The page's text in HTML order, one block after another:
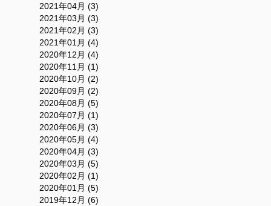
2021年04月 (3)
2021年03月 (3)
2021年02月 (3)
2021年01月 (4)
2020年12月 (4)
2020年11月 (1)
2020年10月 (2)
2020年09月 (2)
2020年08月 (5)
2020年07月 (1)
2020年06月 (3)
2020年05月 (4)
2020年04月 (3)
2020年03月 (5)
2020年02月 (1)
2020年01月 (5)
2019年12月 (6)